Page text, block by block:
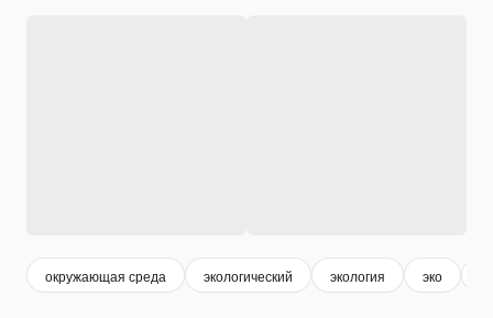
окружающая среда экологический экология эко